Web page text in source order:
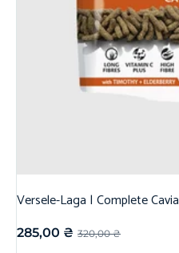
Versele-Laga | Complete Cavia
320,00₴
285,00 ₴